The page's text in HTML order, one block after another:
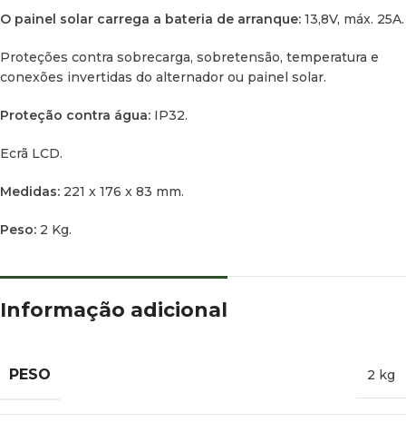
O painel solar carrega a bateria de arranque: 13,8V, máx. 25A.
Proteções contra sobrecarga, sobretensão, temperatura e
conexões invertidas do alternador ou painel solar.
Proteção contra água: IP32.
Ecrã LCD.
Medidas: 221 x 176 x 83 mm.
Peso: 2 Kg.
Informação adicional
PESO 2 kg